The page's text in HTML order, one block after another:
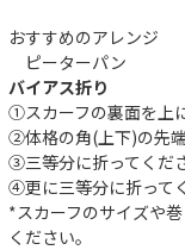
おすすめのアレンジ
ピーターパン
バイアス折り
①スカーフの裏面を上
②体格の角(上下)の先
③三等分に折ってくだ
④更に三等分に折って
*スカーフのサイズや
ください。